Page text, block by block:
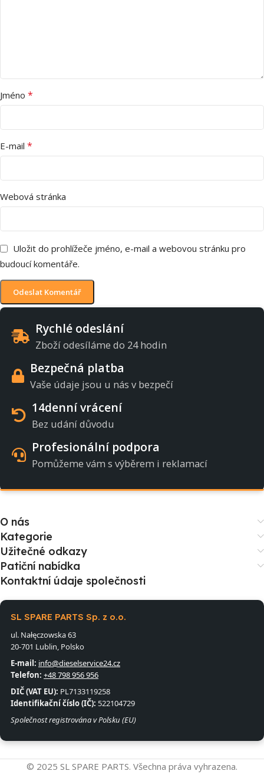
Jméno *
E-mail *
Webová stránka
Uložit do prohlížeče jméno, e-mail a webovou stránku pro
budoucí komentáře.
Rychlé odeslání
Zboží odesíláme do 24 hodin
Bezpečná platba
Vaše údaje jsou u nás v bezpečí
14denní vrácení
Bez udání důvodu
Profesionální podpora
Pomůžeme vám s výběrem i reklamací
O nás
Kategorie
Užitečné odkazy
Patiční nabídka
Kontaktní údaje společnosti
SL SPARE PARTS Sp. z o.o.
ul. Nałęczowska 63
20-701 Lublin, Polsko
E-mail: info@dieselservice24.cz
Telefon: +48 798 956 956
DIČ (VAT EU): PL7133119258
Identifikační číslo (IČ): 522104729
Společnost registrována v Polsku (EU)
© 2025 SL SPARE PARTS. Všechna práva vyhrazena.